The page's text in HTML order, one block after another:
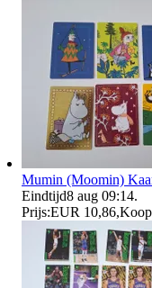
Mumin (Moomin)
Eindtijd8 aug 09:14.
Prijs:EUR 10,86,